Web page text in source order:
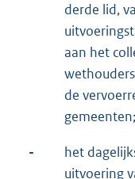
derde lid,
aan het
de
gemeenten;
-
het
uitvoering